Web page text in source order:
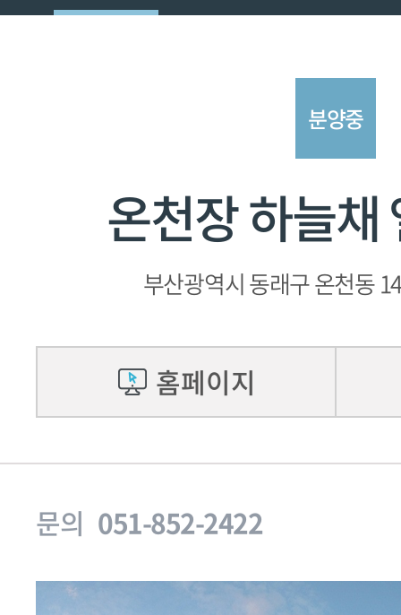
분양중
온천장 하늘채
부산광역시 동래구 온천동
홈페이지
문의 051-852-2422